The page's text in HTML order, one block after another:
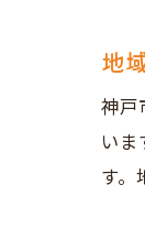
地
神戸
いま
す。